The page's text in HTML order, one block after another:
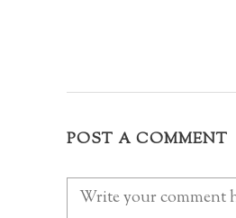
POST A COMMENT